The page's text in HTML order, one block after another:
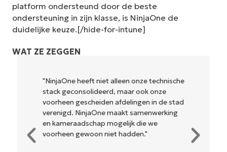
platform ondersteund door de beste
ondersteuning in zijn klasse, is NinjaOne de
duidelijke keuze.[/hide-for-intune]
WAT ZE ZEGGEN
"NinjaOne heeft niet alleen onze technische
stack geconsolideerd, maar ook onze
voorheen gescheiden afdelingen in de stad
verenigd. NinjaOne maakt samenwerking
en kameraadschap mogelijk die we
voorheen gewoon niet hadden."